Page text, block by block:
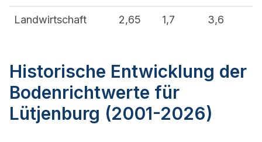
Landwirtschaft 2,65 1,7 3,6
Historische Entwicklung der
Bodenrichtwerte für
Lütjenburg (2001-2026)